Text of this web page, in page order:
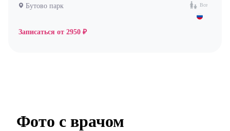
Все
Бутово парк
Записаться от 2950 ₽
Фото с врачом